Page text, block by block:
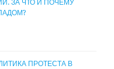
ЗА ЧТО И ПОЧЕМУ
ПРОТЕСТА В